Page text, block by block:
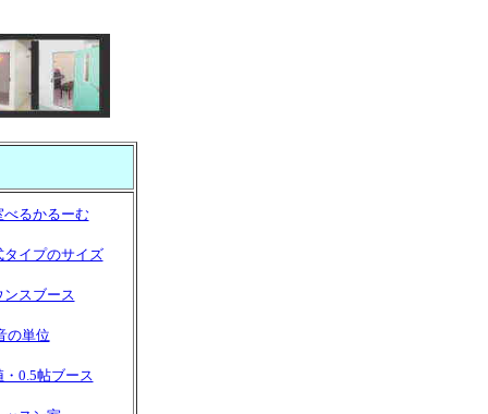
べるかるーむ
タイプのサイズ
ンスブース
の単位
・0.5帖ブース